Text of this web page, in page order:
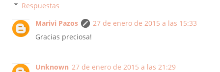
Respuestas
Marivi Pazos
27 de enero de 2015 a las 15:33
Gracias preciosa!
Unknown 27 de enero de 2015 a las 21:29